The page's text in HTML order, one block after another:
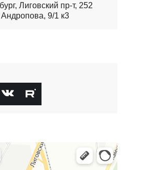
Лиговский пр-т, 252
9/1 к3